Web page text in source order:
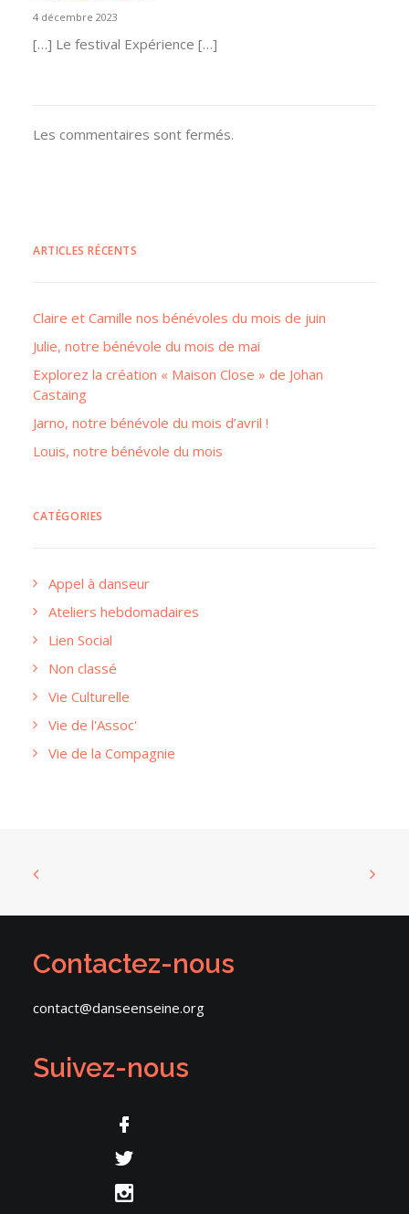
4 décembre 2023
[…] Le festival Expérience […]
Les commentaires sont fermés.
ARTICLES RÉCENTS
Claire et Camille nos bénévoles du mois de juin
Julie, notre bénévole du mois de mai
Explorez la création « Maison Close » de Johan
Castaing
Jarno, notre bénévole du mois d’avril !
Louis, notre bénévole du mois
CATÉGORIES
Appel à danseur
Ateliers hebdomadaires
Lien Social
Non classé
Vie Culturelle
Vie de l'Assoc'
Vie de la Compagnie
Contactez-nous
contact@danseenseine.org
Suivez-nous